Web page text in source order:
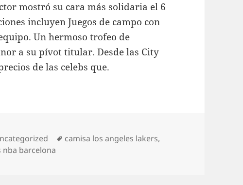
mostró su cara más solidaria el 6
incluyen Juegos de campo con
Un hermoso trofeo de
a su pívot titular. Desde las City
de las celebs que.
Etiquetas
camisa los angeles lakers,
nba barcelona